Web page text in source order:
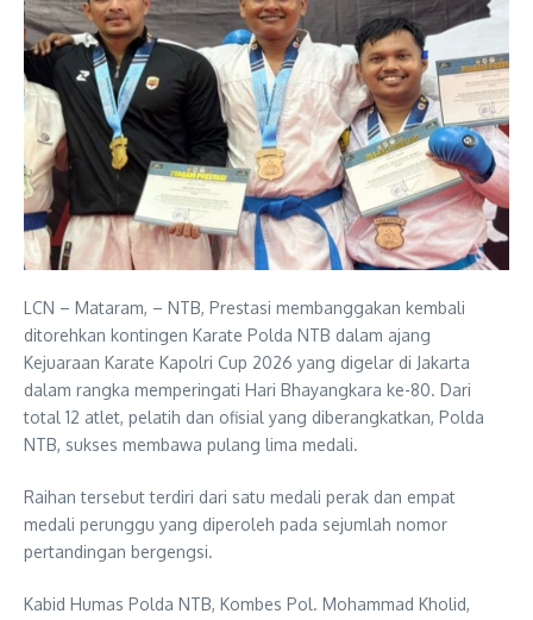
LCN – Mataram, – NTB, Prestasi membanggakan kembali
ditorehkan kontingen Karate Polda NTB dalam ajang
Kejuaraan Karate Kapolri Cup 2026 yang digelar di Jakarta
dalam rangka memperingati Hari Bhayangkara ke-80. Dari
total 12 atlet, pelatih dan ofisial yang diberangkatkan, Polda
NTB, sukses membawa pulang lima medali.
Raihan tersebut terdiri dari satu medali perak dan empat
medali perunggu yang diperoleh pada sejumlah nomor
pertandingan bergengsi.
Kabid Humas Polda NTB, Kombes Pol. Mohammad Kholid,